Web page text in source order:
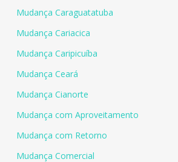
Mudança Caraguatatuba
Mudança Cariacica
Mudança Caripicuíba
Mudança Ceará
Mudança Cianorte
Mudança com Aproveitamento
Mudança com Retorno
Mudança Comercial